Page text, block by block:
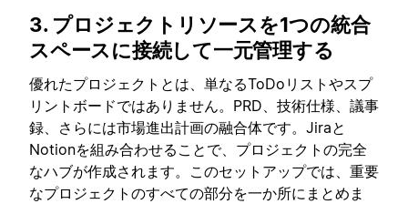
3. プロジェクトリソースを1つの統合
スペースに接続して一元管理する
優れたプロジェクトとは、単なるToDoリストやスプ
リントボードではありません。PRD、技術仕様、議事
録、さらには市場進出計画の融合体です。Jiraと
Notionを組み合わせることで、プロジェクトの完全
なハブが作成されます。このセットアップでは、重要
なプロジェクトのすべての部分を一か所にまとめま